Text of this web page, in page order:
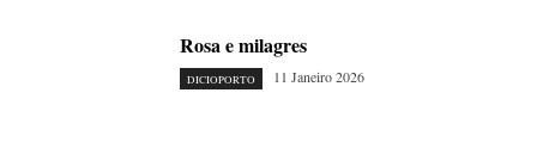
Rosa e milagres
DICIOPORTO 11 Janeiro 2026